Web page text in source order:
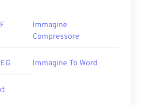
Immagine
Compressore
Immagine To Word